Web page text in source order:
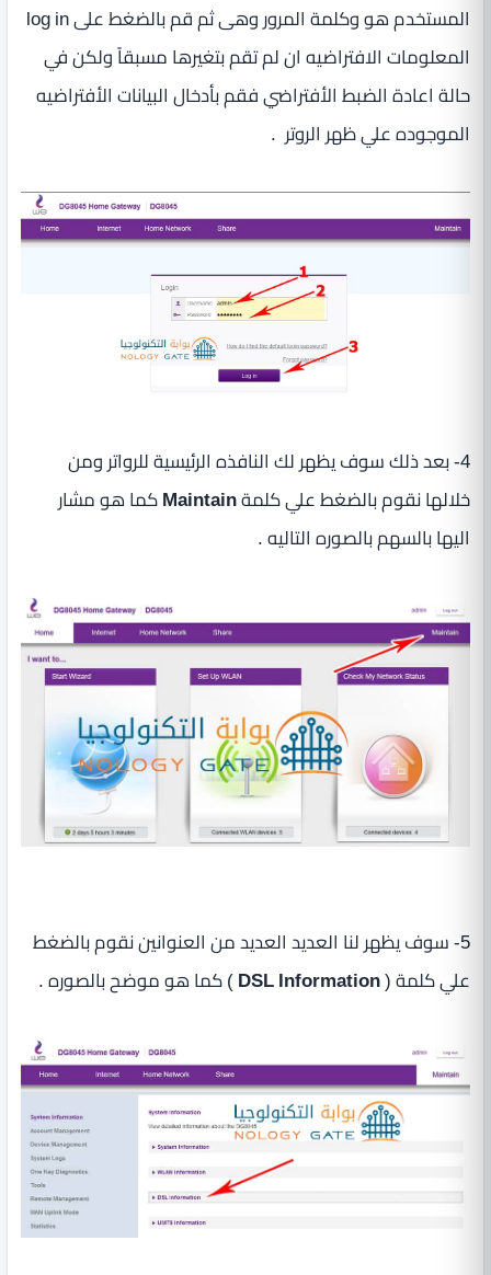
المستخدم هو وكلمة المرور وهى ثم قم بالضغط على log in
المعلومات الافتراضيه ان لم تقم بتغيرها مسبقاً ولكن في
حالة اعادة الضبط الأفتراضي فقم بأدخال البيانات الأفتراضيه
الموجوده علي ظهر الروتر .
4- بعد ذلك سوف يظهر لك النافذه الرئيسية للرواتر ومن
خلالها نقوم بالضغط علي كلمةMaintainكما هو مشار
اليها بالسهم بالصوره التاليه .
5- سوف يظهر لنا العديد العديد من العنوانين نقوم بالضغط
علي كلمة (DSL Information) كما هو موضح بالصوره .